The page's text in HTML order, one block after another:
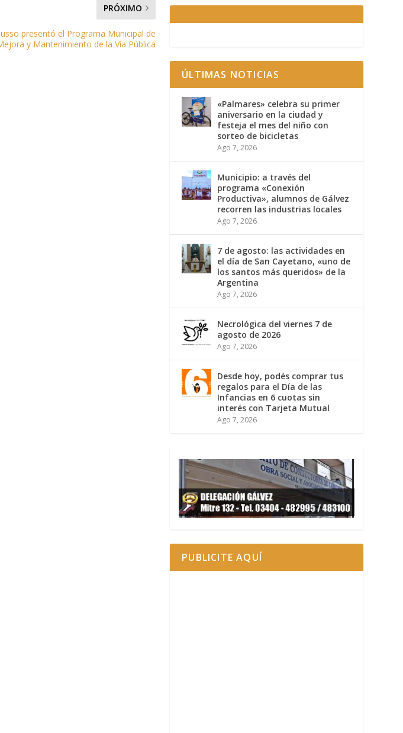
PRÓXIMO
presentó el Programa Municipal de
y Mantenimiento de la Vía Pública
ÚLTIMAS NOTICIAS
«Palmares» celebra su primer
aniversario en la ciudad y
festeja el mes del niño con
sorteo de bicicletas
Ago 7, 2026
Municipio: a través del
programa «Conexión
Productiva», alumnos de Gálvez
recorren las industrias locales
Ago 7, 2026
7 de agosto: las actividades en
el día de San Cayetano, «uno de
los santos más queridos» de la
Argentina
Ago 7, 2026
Necrológica del viernes 7 de
agosto de 2026
Ago 7, 2026
Desde hoy, podés comprar tus
regalos para el Día de las
Infancias en 6 cuotas sin
interés con Tarjeta Mutual
Ago 7, 2026
PUBLICITE AQUÍ